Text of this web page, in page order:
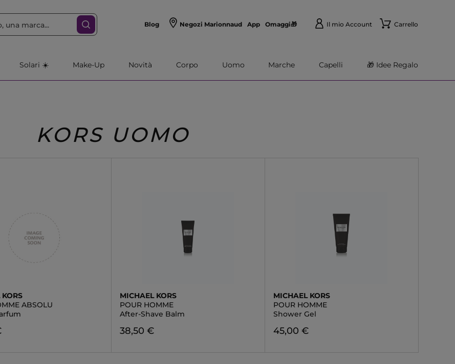
Blog Negozi Marionnaud App Omaggi🎁 Il mio Account Carrello
Solari ☀️ Make-Up Novità Corpo Uomo Marche Capelli 🎁 Idee Regalo
KORS UOMO
ABSOLU
MICHAEL KORS
POUR HOMME
After-Shave Balm
38,50 €
MICHAEL KORS
POUR HOMME
Shower Gel
45,00 €